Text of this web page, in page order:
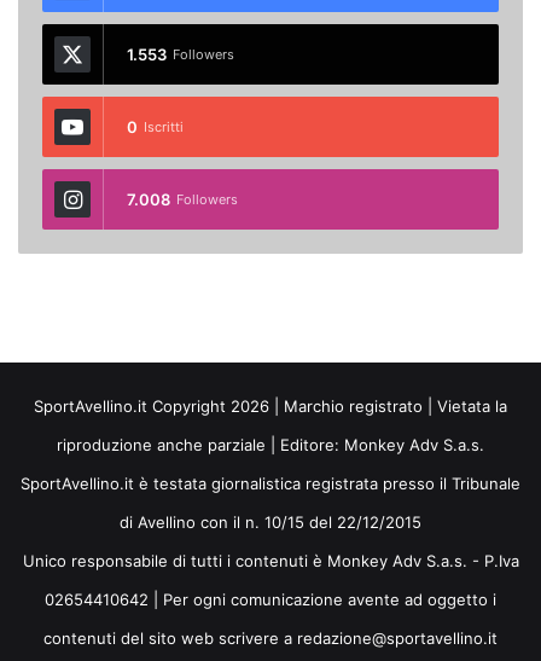
1.553 Followers
0 Iscritti
7.008 Followers
SportAvellino.it Copyright 2026 | Marchio registrato | Vietata la
riproduzione anche parziale | Editore: Monkey Adv S.a.s.
SportAvellino.it è testata giornalistica registrata presso il Tribunale
di Avellino con il n. 10/15 del 22/12/2015
Unico responsabile di tutti i contenuti è Monkey Adv S.a.s. - P.Iva
02654410642 | Per ogni comunicazione avente ad oggetto i
contenuti del sito web scrivere a redazione@sportavellino.it